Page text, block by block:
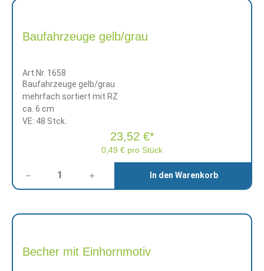
Baufahrzeuge gelb/grau
Art.Nr. 1658
Baufahrzeuge gelb/grau
mehrfach sortiert mit RZ
ca. 6 cm
VE: 48 Stck.
0,49 € pro Stück
23,52 €*
In den Warenkorb
Becher mit Einhornmotiv